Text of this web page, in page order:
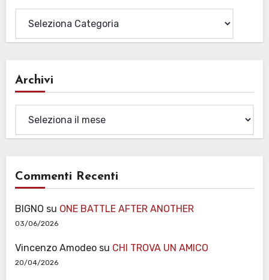
Archivi
Commenti Recenti
BIGNO su ONE BATTLE AFTER ANOTHER
03/06/2026
Vincenzo Amodeosu CHI TROVA UN AMICO
20/04/2026